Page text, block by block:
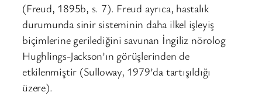
(Freud, 1895b, s. 7). Freud ayrıca, hastalık
durumunda sinir sisteminin daha ilkel işleyiş
biçimlerine gerilediğini savunan İngiliz nörolog
Hughlings-Jackson’ın görüşlerinden de
etkilenmiştir (Sulloway, 1979’da tartışıldığı
üzere).